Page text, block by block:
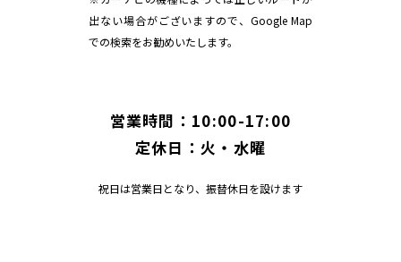
出ない場合がございますので、Google Map
での検索をお勧めいたします。
営業時間：10:00-17:00
定休日：火・水曜
祝日は営業日となり、振替休日を設けます